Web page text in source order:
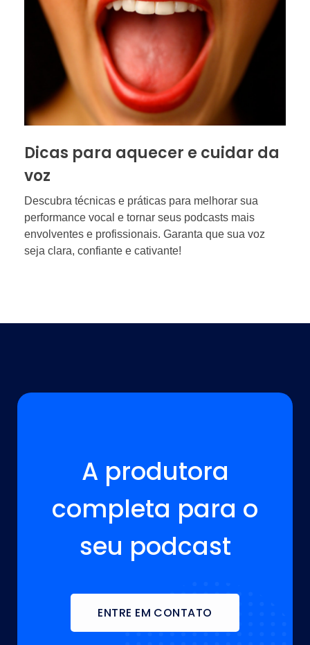
Dicas para aquecer e cuidar da
voz
Descubra técnicas e práticas para melhorar sua
performance vocal e tornar seus podcasts mais
envolventes e profissionais. Garanta que sua voz
seja clara, confiante e cativante!
A produtora
completa para o
seu podcast
ENTRE EM CONTATO